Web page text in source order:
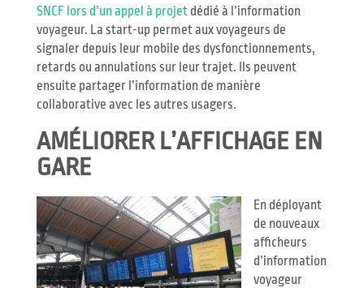
SNCF lors d’un appel à projetdédié à l’information
voyageur. La start-up permet aux voyageurs de
signaler depuis leur mobile des dysfonctionnements,
retards ou annulations sur leur trajet. Ils peuvent
ensuite partager l’information de manière
collaborative avec les autres usagers.
AMÉLIORER L’AFFICHAGE EN
GARE
En déployant
de nouveaux
afficheurs
d’information
voyageur